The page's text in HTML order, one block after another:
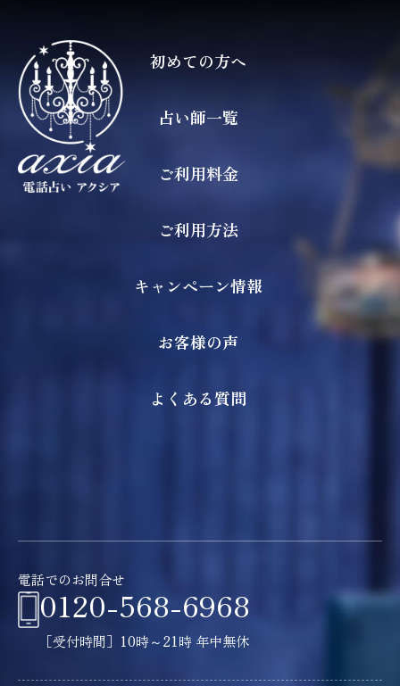
初めての方へ
占い師一覧
ご利用料金
ご利用方法
キャンペーン情報
お客様の声
よくある質問
電話でのお問合せ
0120-568-6968
［受付時間］10時～21時 年中無休